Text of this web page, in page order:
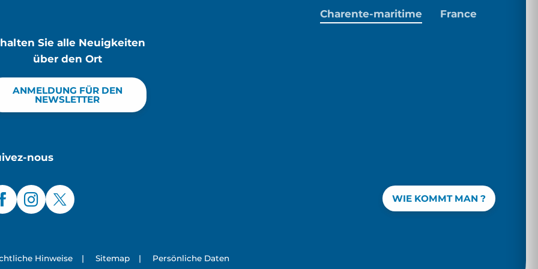
Sie alle Neuigkeiten
über den Ort
ANMELDUNG FÜR DEN
NEWSLETTER
nous
WIE KOMMT MAN ?
Charente-maritime France
Hinweise | Sitemap | Persönliche Daten